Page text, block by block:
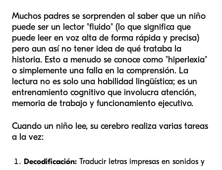
Muchos padres se sorprenden al saber que un niño
puede ser un lector "fluido" (lo que significa que
puede leer en voz alta de forma rápida y precisa)
pero aun así no tener idea de qué trataba la
historia. Esto a menudo se conoce como "hiperlexia"
o simplemente una falla en la comprensión. La
lectura no es solo una habilidad lingüística; es un
entrenamiento cognitivo que involucra atención,
memoria de trabajo y funcionamiento ejecutivo.
Cuando un niño lee, su cerebro realiza varias tareas
a la vez:
Decodificación: Traducir letras impresas en sonidos y